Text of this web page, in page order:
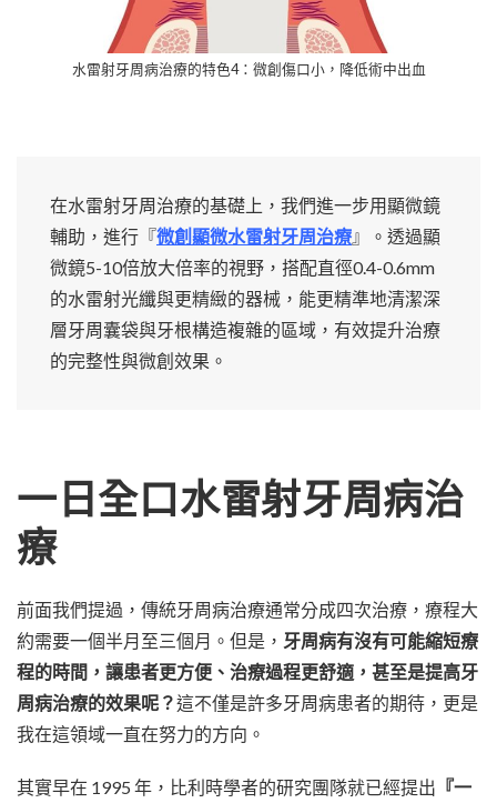
水雷射牙周病治療的特色4：微創傷口小，降低術中出血
在水雷射牙周治療的基礎上，我們進一步用顯微鏡
輔助，進行『微創顯微水雷射牙周治療』。透過顯
微鏡5-10倍放大倍率的視野，搭配直徑0.4-0.6mm
的水雷射光纖與更精緻的器械，能更精準地清潔深
層牙周囊袋與牙根構造複雜的區域，有效提升治療
的完整性與微創效果。
一日全口水雷射牙周病治
療
前面我們提過，傳統牙周病治療通常分成四次治療，療程大
約需要一個半月至三個月。但是， 牙周病有沒有可能縮短療
程的時間，讓患者更方便、治療過程更舒適，甚至是提高牙
周病治療的效果呢？這不僅是許多牙周病患者的期待，更是
我在這領域一直在努力的方向。
其實早在 1995 年，比利時學者的研究團隊就已經提出 『一